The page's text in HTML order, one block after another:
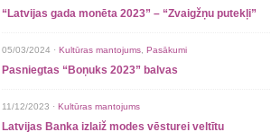
“Latvijas gada monēta 2023” – “Zvaigžņu putekļi”
05/03/2024 · Kultūras mantojums Pasākumi
Pasniegtas “Boņuks 2023” balvas
11/12/2023 · Kultūras mantojums
Latvijas Banka izlaiž modes vēsturei veltītu